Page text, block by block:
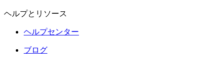
ヘルプとリソース
ヘルプセンター
ブログ